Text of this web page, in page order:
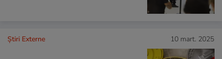
Știri Externe 10 mart. 2025